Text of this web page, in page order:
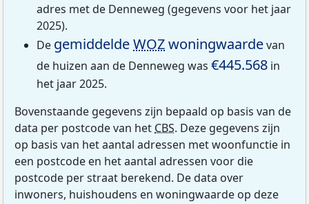
adres met de Denneweg (gegevens voor het jaar
2025).
De gemiddeldeWOZwoningwaardevan
de huizen aan de Denneweg was €445.568 in
het jaar 2025.
Bovenstaande gegevens zijn bepaald op basis van de
data per postcode van het CBS. Deze gegevens zijn
op basis van het aantal adressen met woonfunctie in
een postcode en het aantal adressen voor die
postcode per straat berekend. De data over
inwoners, huishoudens en woningwaarde op deze